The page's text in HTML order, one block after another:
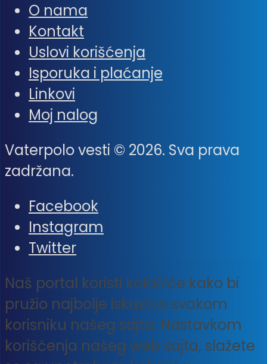
O nama
Kontakt
Uslovi korišćenja
Isporuka i plaćanje
Linkovi
Moj nalog
Vaterpolo vesti © 2026. Sva prava
zadržana.
Facebook
Instagram
Twitter
Naš portal koristi kolačiće kako bi
pružio najbolje iskustvo svakom
korisniku našeg sajta. Nastavkom
korišćenja našeg web sajta, slažete